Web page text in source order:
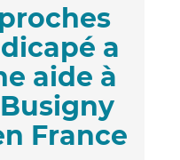
a
aide à
France